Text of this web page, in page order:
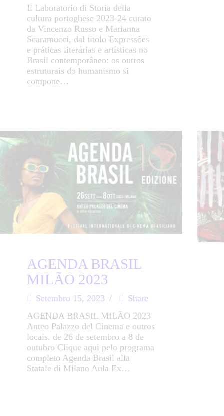
Il Laboratorio di Storia della
cultura portoghese 2023-24 curato
da Vincenzo Russo e Marianna
Scaramucci, dal titolo Expressões
e práticas literárias e artísticas no
Brasil contemporâneo: os outros
estruturais do humanismo si
compone…
AGENDA BRASIL
MILÃO 2023
Setembro 15, 2023
Share
AGENDA BRASIL MILÃO 2023
Anteo Palazzo del Cinema e outros
locais. de 26 de setembro a 8 de
outubro Clique aqui pelo programa
completo Agenda Brasil alla
Statale di Milano Aula Ex…